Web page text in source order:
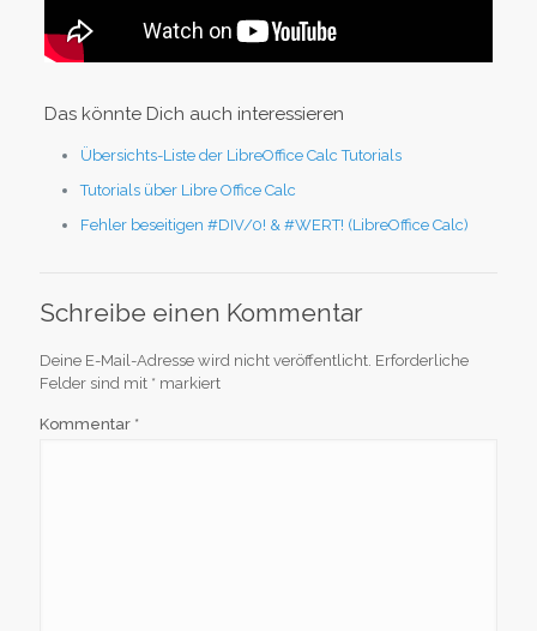
Das könnte Dich auch interessieren
Übersichts-Liste der LibreOffice Calc Tutorials
Tutorials über Libre Office Calc
Fehler beseitigen #DIV/0! & #WERT! (LibreOffice Calc)
Schreibe einen Kommentar
Deine E-Mail-Adresse wird nicht veröffentlicht. Erforderliche
Felder sind mit * markiert
Kommentar *